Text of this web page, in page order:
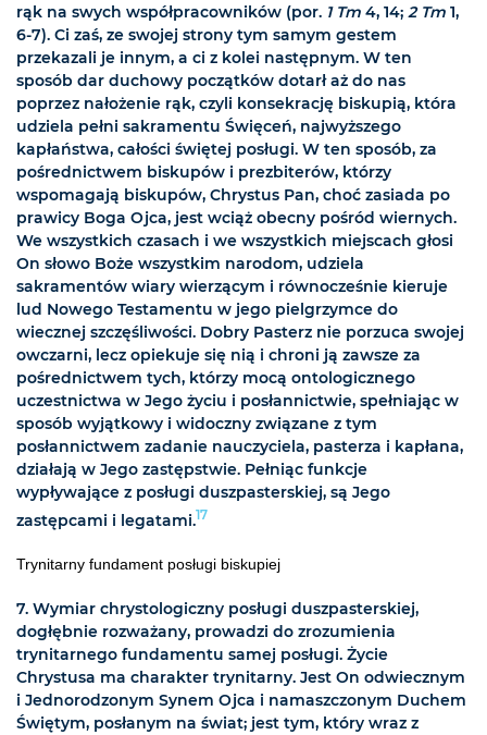
rąk na swych współpracowników (por. 1 Tm 4, 14; 2 Tm 1,
6-7). Ci zaś, ze swojej strony tym samym gestem
przekazali je innym, a ci z kolei następnym. W ten
sposób dar duchowy początków dotarł aż do nas
poprzez nałożenie rąk, czyli konsekrację biskupią, która
udziela pełni sakramentu Święceń, najwyższego
kapłaństwa, całości świętej posługi. W ten sposób, za
pośrednictwem biskupów i prezbiterów, którzy
wspomagają biskupów, Chrystus Pan, choć zasiada po
prawicy Boga Ojca, jest wciąż obecny pośród wiernych.
We wszystkich czasach i we wszystkich miejscach głosi
On słowo Boże wszystkim narodom, udziela
sakramentów wiary wierzącym i równocześnie kieruje
lud Nowego Testamentu w jego pielgrzymce do
wiecznej szczęśliwości. Dobry Pasterz nie porzuca swojej
owczarni, lecz opiekuje się nią i chroni ją zawsze za
pośrednictwem tych, którzy mocą ontologicznego
uczestnictwa w Jego życiu i posłannictwie, spełniając w
sposób wyjątkowy i widoczny związane z tym
posłannictwem zadanie nauczyciela, pasterza i kapłana,
działają w Jego zastępstwie. Pełniąc funkcje
wypływające z posługi duszpasterskiej, są Jego
zastępcami i legatami.17
Trynitarny fundament posługi biskupiej
7. Wymiar chrystologiczny posługi duszpasterskiej,
dogłębnie rozważany, prowadzi do zrozumienia
trynitarnego fundamentu samej posługi. Życie
Chrystusa ma charakter trynitarny. Jest On odwiecznym
i Jednorodzonym Synem Ojca i namaszczonym Duchem
Świętym, posłanym na świat; jest tym, który wraz z